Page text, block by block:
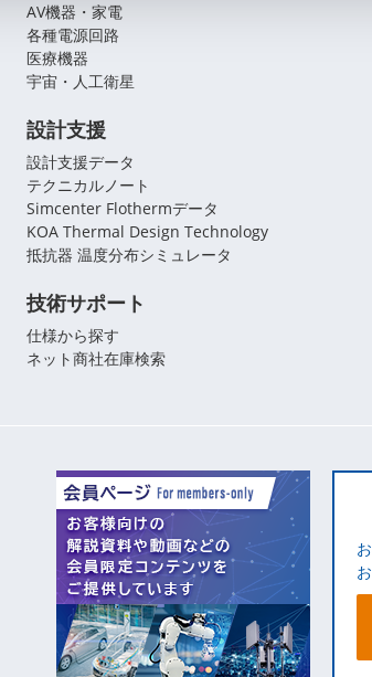
AV機器・家電
各種電源回路
医療機器
宇宙・人工衛星
設計支援
設計支援データ
テクニカルノート
Simcenter Flothermデータ
KOA Thermal Design Technology
抵抗器 温度分布シミュレータ
技術サポート
仕様から探す
ネット商社在庫検索